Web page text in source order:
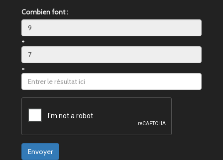
Combien font :
+
=
Envoyer